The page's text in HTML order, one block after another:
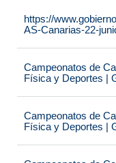
https://
AS-Canarias-22-
Campeonatos de
Física y Deportes |
Campeonatos de
Física y Deportes |